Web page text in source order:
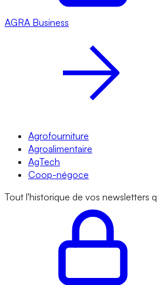
AGRA Business
Agrofourniture
Agroalimentaire
AgTech
Coop-négoce
Tout l'historique de vos newsletters